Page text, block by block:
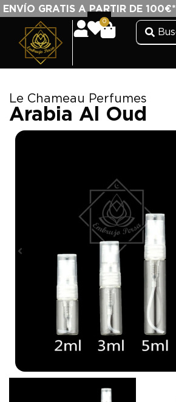
ENVÍO GRATIS A PARTIR DE 100€*
0
Le Chameau Perfumes
Arabia Al Oud